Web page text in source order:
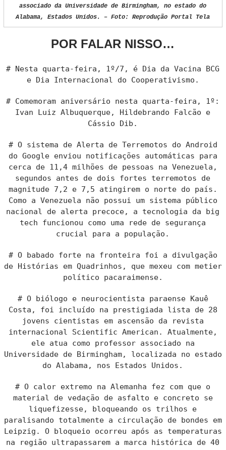
associado da Universidade de Birmingham, no estado do
Alabama, Estados Unidos. – Foto: Reprodução Portal Tela
POR FALAR NISSO…
# Nesta quarta-feira, 1º/7, é Dia da Vacina BCG
e Dia Internacional do Cooperativismo.
# Comemoram aniversário nesta quarta-feira, 1º:
Ivan Luiz Albuquerque, Hildebrando Falcão e
Cássio Dib.
# O sistema de Alerta de Terremotos do Android
do Google enviou notificações automáticas para
cerca de 11,4 milhões de pessoas na Venezuela,
segundos antes de dois fortes terremotos de
magnitude 7,2 e 7,5 atingirem o norte do país.
Como a Venezuela não possui um sistema público
nacional de alerta precoce, a tecnologia da big
tech funcionou como uma rede de segurança
crucial para a população.
# O babado forte na fronteira foi a divulgação
de Histórias em Quadrinhos, que mexeu com metier
político pacaraimense.
# O biólogo e neurocientista paraense Kauê
Costa, foi incluído na prestigiada lista de 28
jovens cientistas em ascensão da revista
internacional Scientific American. Atualmente,
ele atua como professor associado na
Universidade de Birmingham, localizada no estado
do Alabama, nos Estados Unidos.
# O calor extremo na Alemanha fez com que o
material de vedação de asfalto e concreto se
liquefizesse, bloqueando os trilhos e
paralisando totalmente a circulação de bondes em
Leipzig. O bloqueio ocorreu após as temperaturas
na região ultrapassarem a marca histórica de 40